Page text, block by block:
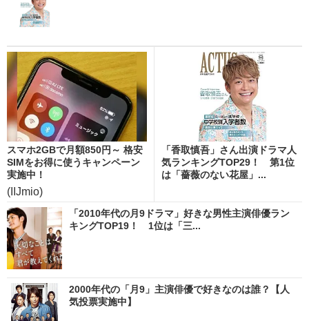
スマホ2GBで月額850円～ 格安
SIMをお得に使うキャンペーン
実施中！
(IIJmio)
「香取慎吾」さん出演ドラマ人
気ランキングTOP29！ 第1位
は「薔薇のない花屋」...
「2010年代の月9ドラマ」好きな男性主演俳優ラン
キングTOP19！ 1位は「三...
2000年代の「月9」主演俳優で好きなのは誰？【人
気投票実施中】